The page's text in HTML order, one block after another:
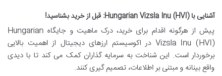
آشنایی با Hungarian Vizsla Inu (HVI): قبل از خرید بشناسید!
پیش از هرگونه اقدام برای خرید، درک ماهیت و جایگاه Hungarian
Vizsla Inu (HVI) در اکوسیستم ارزهای دیجیتال از اهمیت بالایی
برخوردار است. این شناخت به سرمایه گذاران کمک می کند تا با دیدی
واقع بینانه و مبتنی بر اطلاعات، تصمیم گیری کنند.